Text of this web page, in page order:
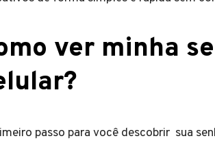
ver minha
passo para você descobrir sua